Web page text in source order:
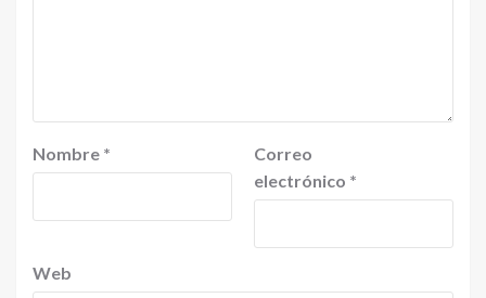
Nombre *
Correo
electrónico *
Web